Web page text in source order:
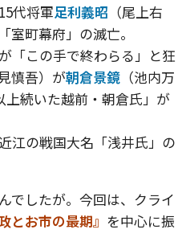
代将軍足利義昭 （尾上右
室町幕府」の滅亡。
「この手で終わらる」と狂
見慎吾）が朝倉景鏡 （池内万
続いた越前・朝倉氏」が
江の戦国大名「浅井氏」の
でしたが。今回は、クライ
とお市の最期』 を中心に振